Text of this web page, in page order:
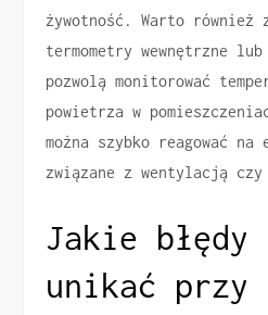
żywotność. Warto również
termometry wewnętrzne
pozwolą monitorować
powietrza w
można szybko reagować na
związane z wentylacją
Jakie błędy
unikać przy